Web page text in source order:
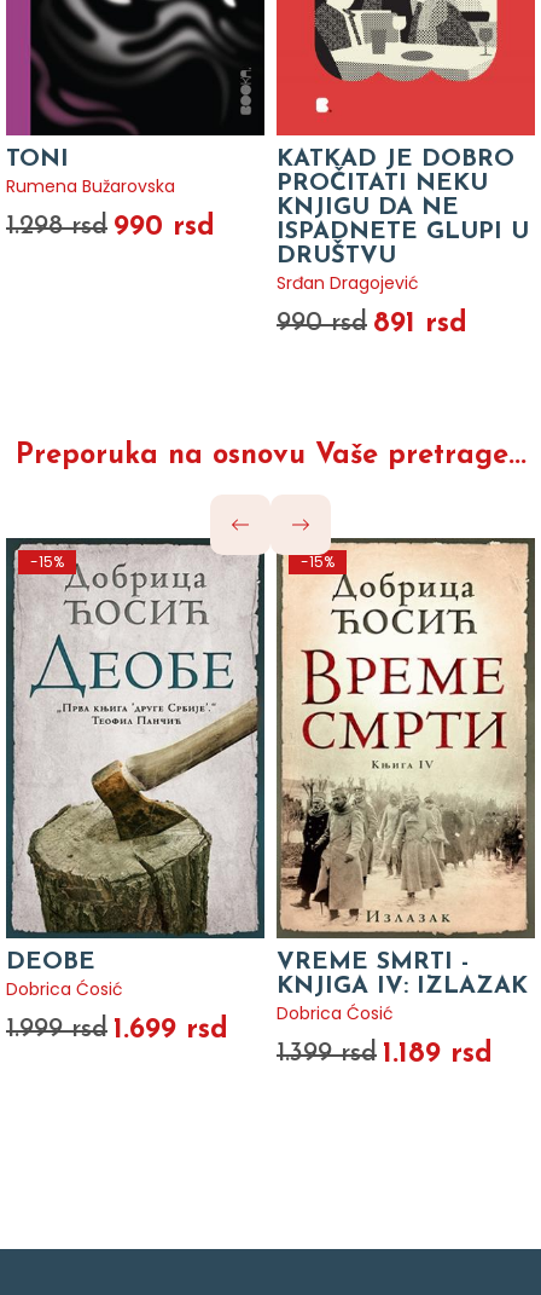
TONI
Rumena Bužarovska
1.298 rsd 990 rsd
KATKAD JE DOBRO
PROČITATI NEKU
KNJIGU DA NE
ISPADNETE GLUPI U
DRUŠTVU
Srđan Dragojević
990 rsd 891 rsd
Preporuka na osnovu Vaše pretrage...
-15%
DEOBE
Dobrica Ćosić
1.999 rsd 1.699 rsd
-15%
VREME SMRTI -
KNJIGA IV: IZLAZAK
Dobrica Ćosić
1.399 rsd 1.189 rsd